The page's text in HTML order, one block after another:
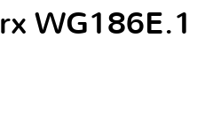
WG186E.1